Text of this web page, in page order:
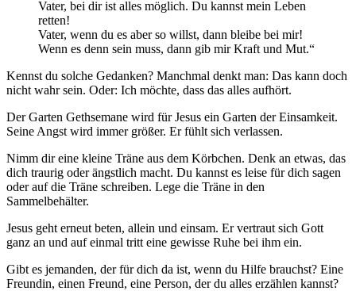
Vater, bei dir ist alles möglich. Du kannst mein Leben
retten!
Vater, wenn du es aber so willst, dann bleibe bei mir!
Wenn es denn sein muss, dann gib mir Kraft und Mut.“
Kennst du solche Gedanken? Manchmal denkt man: Das kann doch
nicht wahr sein. Oder: Ich möchte, dass das alles aufhört.
Der Garten Gethsemane wird für Jesus ein Garten der Einsamkeit.
Seine Angst wird immer größer. Er fühlt sich verlassen.
Nimm dir eine kleine Träne aus dem Körbchen. Denk an etwas, das
dich traurig oder ängstlich macht. Du kannst es leise für dich sagen
oder auf die Träne schreiben. Lege die Träne in den
Sammelbehälter.
Jesus geht erneut beten, allein und einsam. Er vertraut sich Gott
ganz an und auf einmal tritt eine gewisse Ruhe bei ihm ein.
Gibt es jemanden, der für dich da ist, wenn du Hilfe brauchst? Eine
Freundin, einen Freund, eine Person, der du alles erzählen kannst?